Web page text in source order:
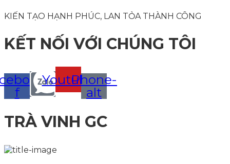
KIẾN TẠO HẠNH PHÚC, LAN TỎA THÀNH CÔNG
KẾT NỐI VỚI CHÚNG TÔI
f
YoutubePhone-
alt
TRÀ VINH GC